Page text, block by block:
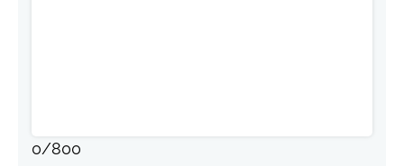
0/800